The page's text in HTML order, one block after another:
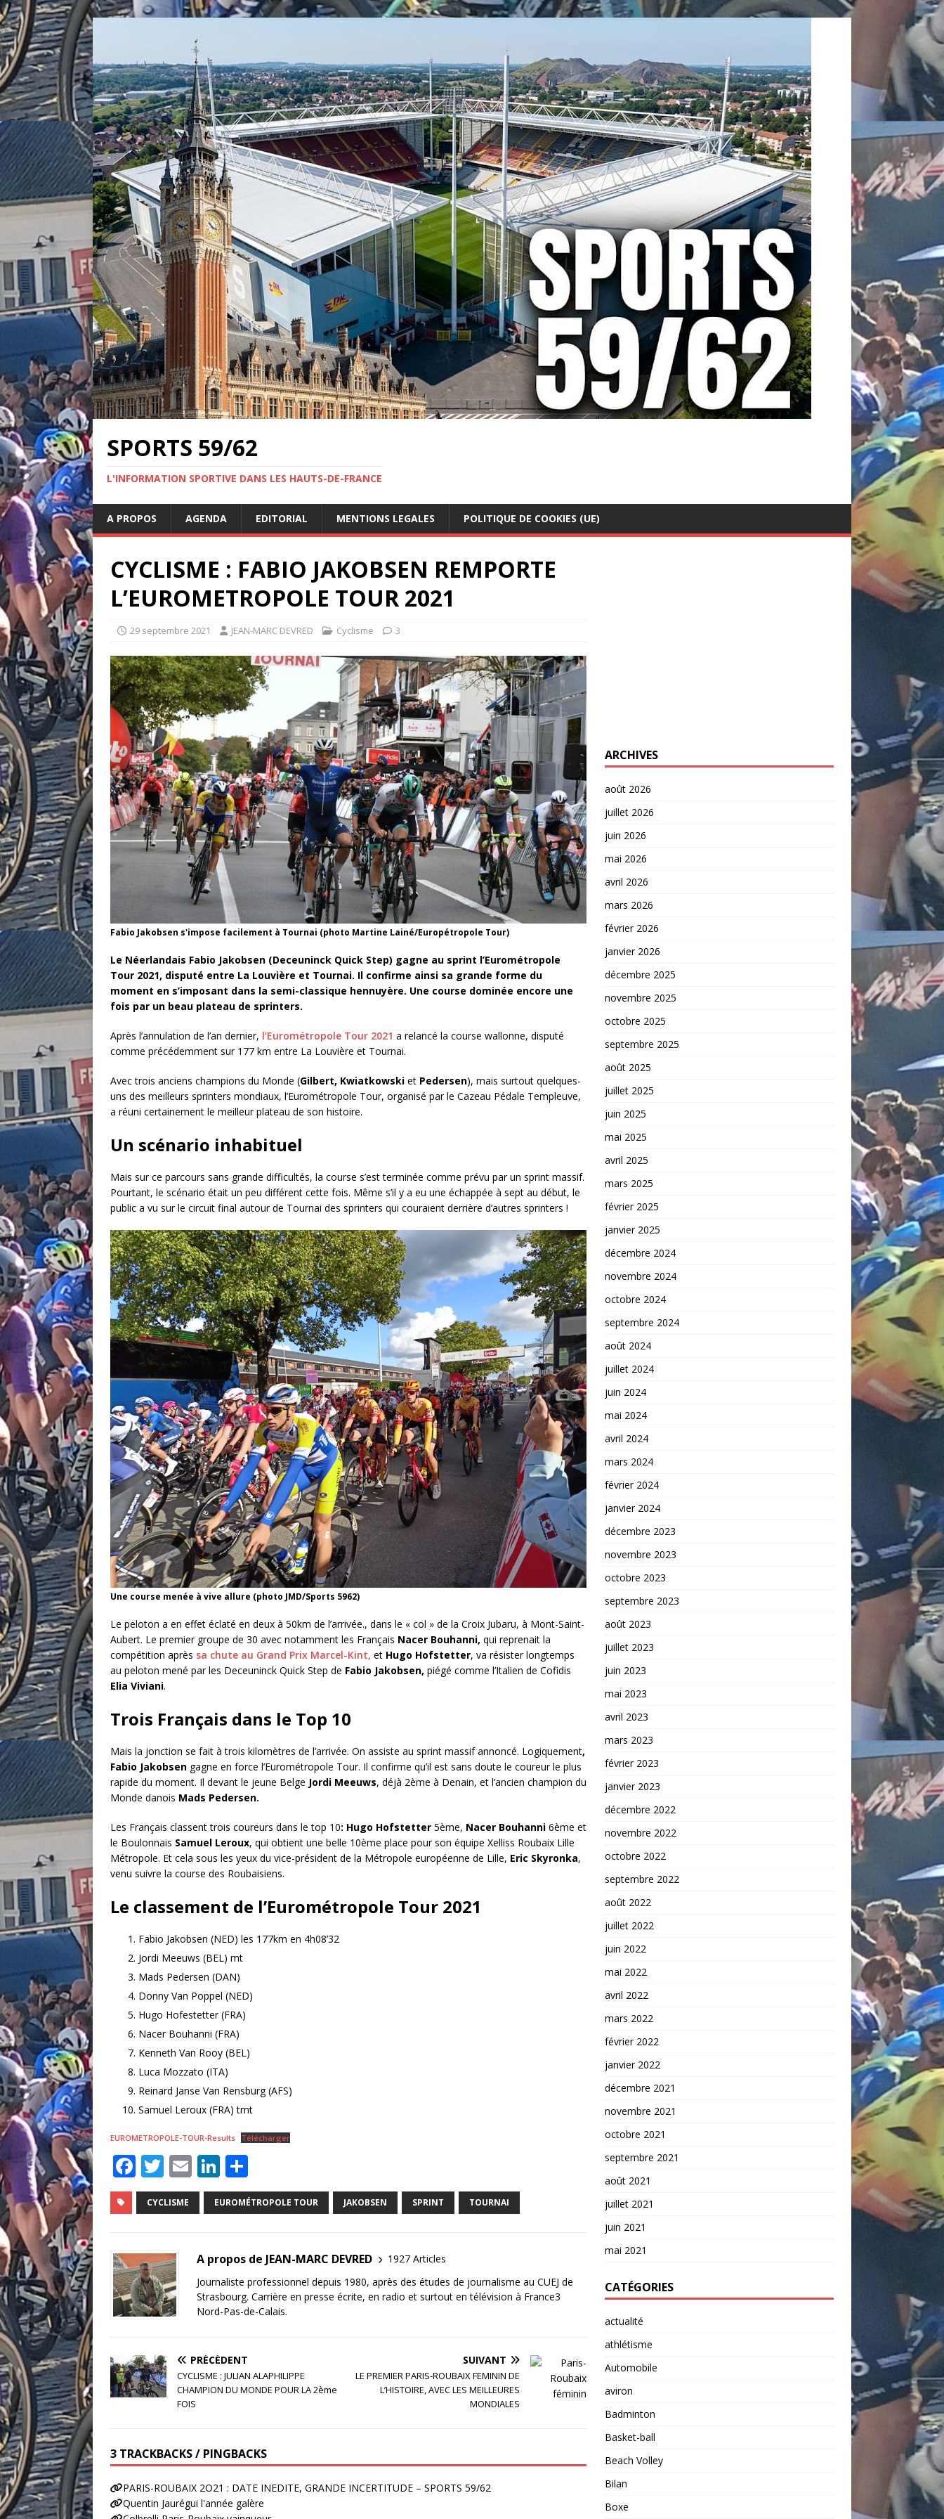
SPORTS 59/62
L'INFORMATION SPORTIVE DANS LES HAUTS-DE-FRANCE
A PROPOS AGENDA EDITORIAL MENTIONS LEGALES POLITIQUE DE COOKIES (UE)
CYCLISME : FABIO JAKOBSEN REMPORTE
L’EUROMETROPOLE TOUR 2021
29 septembre 2021 JEAN-MARC DEVRED Cyclisme 3
Fabio Jakobsen s'impose facilement à Tournai (photo Martine Lainé/Europétropole Tour)
Le Néerlandais Fabio Jakobsen (Deceuninck Quick Step) gagne au sprint l’Eurométropole
Tour 2021, disputé entre La Louvière et Tournai. Il confirme ainsi sa grande forme du
moment en s’imposant dans la semi-classique hennuyère. Une course dominée encore une
fois par un beau plateau de sprinters.
Après l’annulation de l’an dernier, l’Eurométropole Tour 2021 a relancé la course wallonne, disputé
comme précédemment sur 177 km entre La Louvière et Tournai.
Avec trois anciens champions du Monde (Gilbert, Kwiatkowski et Pedersen), mais surtout quelques-
uns des meilleurs sprinters mondiaux, l’Eurométropole Tour, organisé par le Cazeau Pédale Templeuve,
a réuni certainement le meilleur plateau de son histoire.
Un scénario inhabituel
Mais sur ce parcours sans grande difficultés, la course s’est terminée comme prévu par un sprint massif.
Pourtant, le scénario était un peu différent cette fois. Même s’il y a eu une échappée à sept au début, le
public a vu sur le circuit final autour de Tournai des sprinters qui couraient derrière d’autres sprinters !
Une course menée à vive allure (photo JMD/Sports 5962)
Le peloton a en effet éclaté en deux à 50km de l’arrivée., dans le « col » de la Croix Jubaru, à Mont-Saint-
Aubert. Le premier groupe de 30 avec notamment les Français Nacer Bouhanni, qui reprenait la
compétition après sa chute au Grand Prix Marcel-Kint, et Hugo Hofstetter, va résister longtemps
au peloton mené par les Deceuninck Quick Step de Fabio Jakobsen, piégé comme l’Italien de Cofidis
Elia Viviani.
Trois Français dans le Top 10
Mais la jonction se fait à trois kilomètres de l’arrivée. On assiste au sprint massif annoncé. Logiquement,
Fabio Jakobsen gagne en force l’Eurométropole Tour. Il confirme qu’il est sans doute le coureur le plus
rapide du moment. Il devant le jeune Belge Jordi Meeuws, déjà 2ème à Denain, et l’ancien champion du
Monde danois Mads Pedersen.
Les Français classent trois coureurs dans le top 10: Hugo Hofstetter 5ème, Nacer Bouhanni 6ème et
le Boulonnais Samuel Leroux, qui obtient une belle 10ème place pour son équipe Xelliss Roubaix Lille
Métropole. Et cela sous les yeux du vice-président de la Métropole européenne de Lille, Eric Skyronka,
venu suivre la course des Roubaisiens.
Le classement de l’Eurométropole Tour 2021
Fabio Jakobsen (NED) les 177km en 4h08’32
Jordi Meeuws (BEL) mt
Mads Pedersen (DAN)
Donny Van Poppel (NED)
Hugo Hofestetter (FRA)
Nacer Bouhanni (FRA)
Kenneth Van Rooy (BEL)
Luca Mozzato (ITA)
Reinard Janse Van Rensburg (AFS)
Samuel Leroux (FRA) tmt
EUROMETROPOLE-TOUR-Results Télécharger
F
a
c
b
o
o
k
T
w
it
r
E
m
ai
Li
n
k
dI
n
ar
ta
e
r
CYCLISME EUROMÉTROPOLE TOUR JAKOBSEN SPRINT TOURNAI
A propos de JEAN-MARC DEVRED
1927 Articles
Journaliste professionnel depuis 1980, après des études de journalisme au CUEJ de
Strasbourg. Carrière en presse écrite, en radio et surtout en télévision à France3
Nord-Pas-de-Calais.
PRÉCÉDENT
CYCLISME : JULIAN ALAPHILIPPE
CHAMPION DU MONDE POUR LA 2ème
FOIS
SUIVANT
LE PREMIER PARIS-ROUBAIX FEMININ DE
L’HISTOIRE, AVEC LES MEILLEURES
MONDIALES
3 TRACKBACKS / PINGBACKS
PARIS-ROUBAIX 2O21 : DATE INEDITE, GRANDE INCERTITUDE – SPORTS 59/62
Quentin Jaurégui l'année galère
ARCHIVES
août 2026
juillet 2026
juin 2026
mai 2026
avril 2026
mars 2026
février 2026
janvier 2026
décembre 2025
novembre 2025
octobre 2025
septembre 2025
août 2025
juillet 2025
juin 2025
mai 2025
avril 2025
mars 2025
février 2025
janvier 2025
décembre 2024
novembre 2024
octobre 2024
septembre 2024
août 2024
juillet 2024
juin 2024
mai 2024
avril 2024
mars 2024
février 2024
janvier 2024
décembre 2023
novembre 2023
octobre 2023
septembre 2023
août 2023
juillet 2023
juin 2023
mai 2023
avril 2023
mars 2023
février 2023
janvier 2023
décembre 2022
novembre 2022
octobre 2022
septembre 2022
août 2022
juillet 2022
juin 2022
mai 2022
avril 2022
mars 2022
février 2022
janvier 2022
décembre 2021
novembre 2021
octobre 2021
septembre 2021
août 2021
juillet 2021
juin 2021
mai 2021
CATÉGORIES
actualité
athlétisme
Automobile
aviron
Badminton
Basket-ball
Beach Volley
Bilan
Boxe